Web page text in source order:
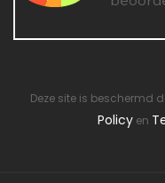
Deze site is beschermd
Policyen